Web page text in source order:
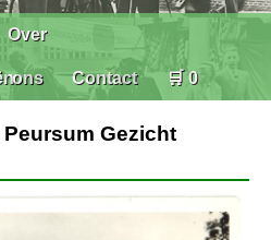
Over
ons Contact 🛒 0
Gezicht